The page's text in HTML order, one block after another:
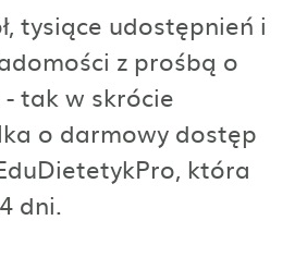
tysiące udostępnień i
z prośbą o
- tak w skrócie
o darmowy dostęp
która
dni.